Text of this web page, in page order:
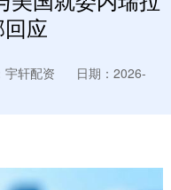
应
宇轩配资
日期：2026-